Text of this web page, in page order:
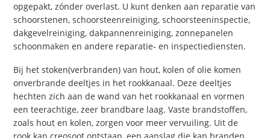
opgepakt, zónder overlast. U kunt denken aan reparatie van
schoorstenen, schoorsteenreiniging, schoorsteeninspectie,
dakgevelreiniging, dakpannenreiniging, zonnepanelen
schoonmaken en andere reparatie- en inspectiediensten.
Bij het stoken(verbranden) van hout, kolen of olie komen
onverbrande deeltjes in het rookkanaal. Deze deeltjes
hechten zich aan de wand van het rookkanaal en vormen
een teerachtige, zeer brandbare laag. Vaste brandstoffen,
zoals hout en kolen, zorgen voor meer vervuiling. Uit de